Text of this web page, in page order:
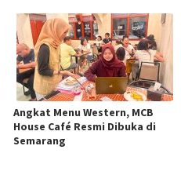
Angkat Menu Western, MCB
House Café Resmi Dibuka di
Semarang